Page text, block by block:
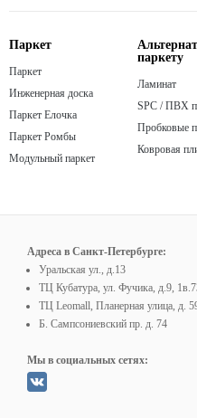
Паркет
Паркет
Инженерная доска
Паркет Елочка
Паркет Ромбы
Модульный паркет
паркету
Ламинат
SPC / ПВХ
Пробковые
Ковровая
Адреса в Санкт-Петербурге:
Уральская ул., д.13
ТЦ Кубатура, ул. Фучика, д.9,
ТЦ Leomall, Планерная улица, д.
Б. Сампсониевский пр. д. 74
Мы в социальных сетях: